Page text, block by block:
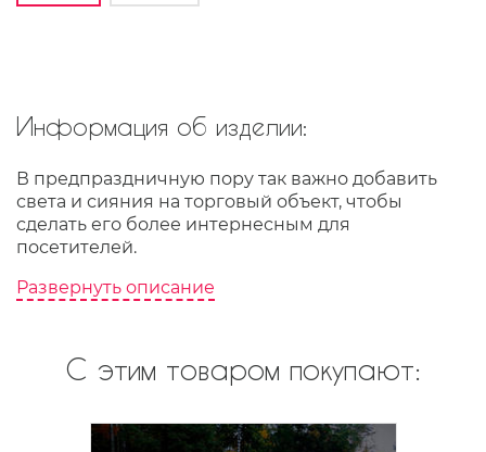
Информация об изделии:
В предпраздничную пору так важно добавить
света и сияния на торговый объект, чтобы
сделать его более интернесным для
посетителей.
Развернуть описание
С этим товаром покупают: